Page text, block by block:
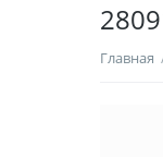
Главная